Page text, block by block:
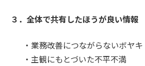
３．全体で共有したほうが良い情報
・業務改善につながらないボヤキ
・主観にもとづいた不平不満